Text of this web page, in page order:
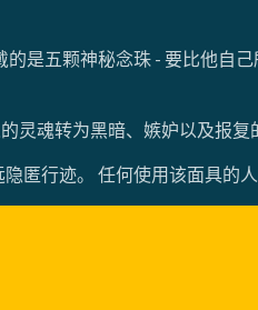
是五颗神秘念珠 - 要比他自
灵魂转为黑暗、嫉妒以及报复
匿行迹。 任何使用该面具的